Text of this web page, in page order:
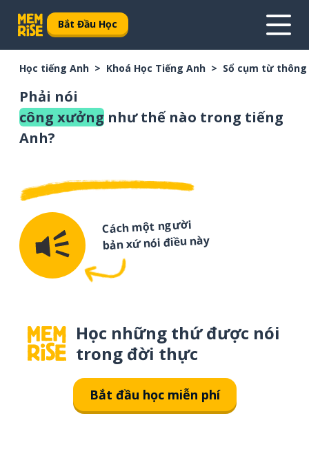
Bắt Đầu Học
Học tiếng Anh Khoá Học Tiếng Anh Sổ cụm từ
Phải nói
công xưởng như thế nào trong tiếng
Anh?
Cách một người
bản xứ nói điều này
Học những thứ được nói
trong đời thực
Bắt đầu học miễn phí